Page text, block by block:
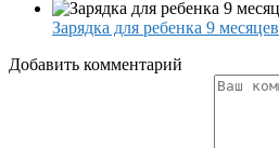
Зарядка для ребенка 9 месяцев
Добавить комментарий